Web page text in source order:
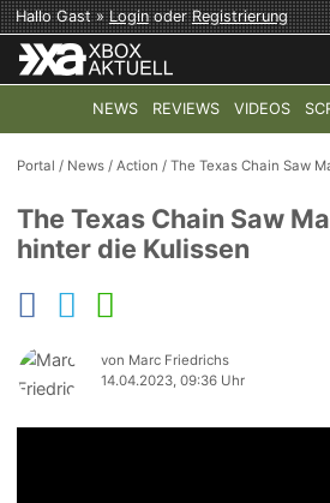
Hallo Gast »LoginoderRegistrierung
NEWS REVIEWS VIDEOS
TOP-THEMEN: COD: MODERN
Portal / News /Action /The Texas Chain Saw
The Texas Chain Saw
hinter die Kulissen
von Marc Friedrichs
14.04.2023, 09:36 Uhr